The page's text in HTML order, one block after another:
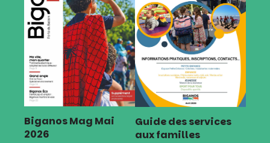
Biganos Mag Mai
2026
Guide des services
aux familles